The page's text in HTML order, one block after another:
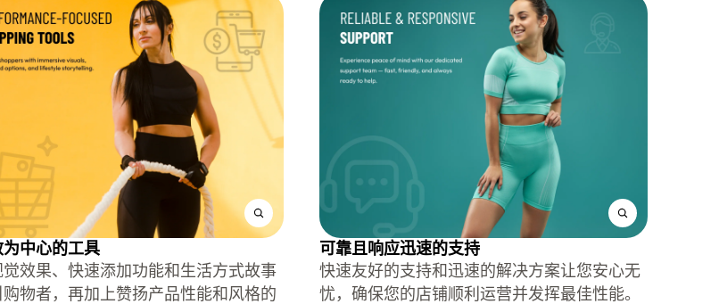
为中心的工具
效果、快速添加功能和生活方式故事
购物者，再加上赞扬产品性能和风格的
可靠且响应迅速的支持
快速友好的支持和迅速的解决方案让您安心无
忧，确保您的店铺顺利运营并发挥最佳性能。